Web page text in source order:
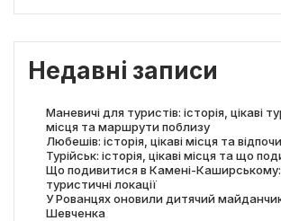
Недавні записи
Маневичі для туристів: історія, цікаві
місця та маршрути поблизу
Любешів: історія, цікаві місця та
Турійськ: історія, цікаві місця та що
Що подивитися в Камені-Каширському:
туристичні локації
У Рованцях оновили дитячий
Шевченка